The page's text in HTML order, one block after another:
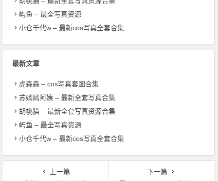
屿鱼 – 最全写真资源
小仓千代w – 最新cos写真全套合集
最新文章
虎森森 – cos写真套图合集
苏嫣嫣阿姨 – 最新全套写真合集
胡桃猫 – 最新全套写真资源合集
屿鱼 – 最全写真资源
小仓千代w – 最新cos写真全套合集
上一篇
下一篇